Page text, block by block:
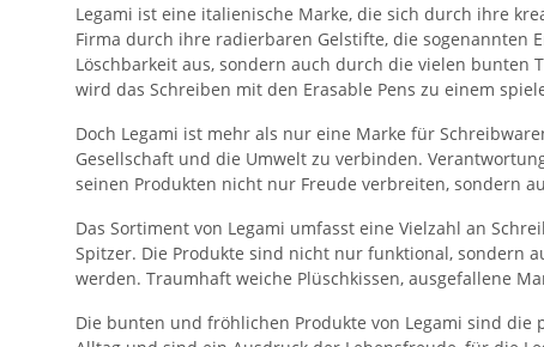
Legami ist eine italienische Marke, die sich durch ihre
Firma durch ihre radierbaren Gelstifte, die sogenannten
Löschbarkeit aus, sondern auch durch die vielen bunten
wird das Schreiben mit den Erasable Pens zu einem
Doch Legami ist mehr als nur eine Marke für
Gesellschaft und die Umwelt zu verbinden.
seinen Produkten nicht nur Freude verbreiten, sondern
Das Sortiment von Legami umfasst eine Vielzahl an
Spitzer. Die Produkte sind nicht nur funktional, sondern
werden. Traumhaft weiche Plüschkissen, ausgefallene
Die bunten und fröhlichen Produkte von Legami sind